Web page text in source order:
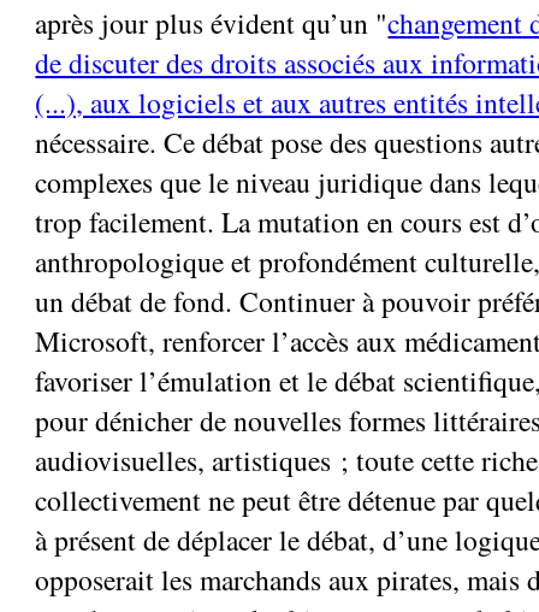
après jour plus évident qu’un "changement
de discuter des droits associés aux
(...), aux logiciels et aux autres entités
nécessaire. Ce débat pose des questions
complexes que le niveau juridique dans
trop facilement. La mutation en cours est
anthropologique et profondément
un débat de fond. Continuer à pouvoir
Microsoft, renforcer l’accès aux
favoriser l’émulation et le débat
pour dénicher de nouvelles formes
audiovisuelles, artistiques ; toute cette
collectivement ne peut être détenue par
à présent de déplacer le débat, d’une
opposerait les marchands aux pirates, mais